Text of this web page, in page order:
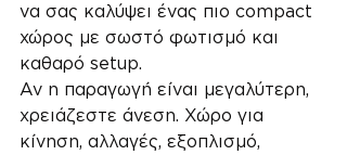
να σας καλύψει ένας πιο compact
χώρος με σωστό φωτισμό και
καθαρό setup.
Αν η παραγωγή είναι μεγαλύτερη,
χρειάζεστε άνεση. Χώρο για
κίνηση, αλλαγές, εξοπλισμό,